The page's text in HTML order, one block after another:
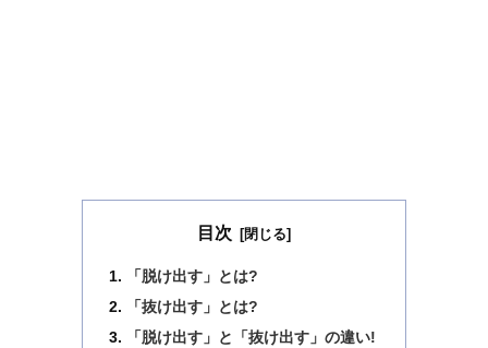
目次
「脱け出す」とは?
「抜け出す」とは?
「脱け出す」と「抜け出す」の違い!